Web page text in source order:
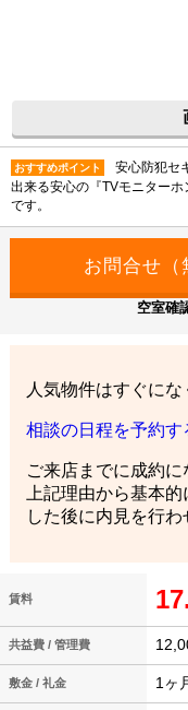
おすすめポイント
安心防犯セ
出来る安心の『TVモニター
です。
空室確
人気物件はすぐにな
相談の日程を予約す
ご来店までに成約に
上記理由から基本
した後に内見を行わ
賃料
共益費 / 管理費
敷金 / 礼金 1ヶ